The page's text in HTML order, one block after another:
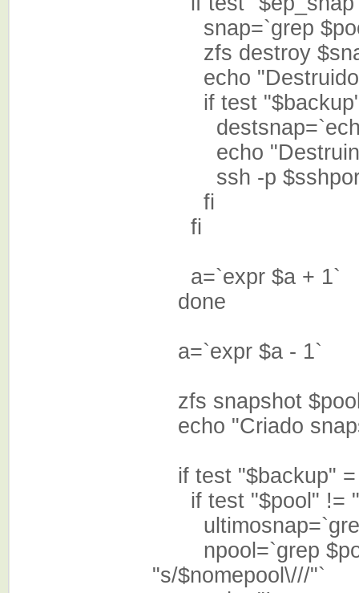
snap=`grep $pool
zfs
echo "Destruido
if test
echo "Destruindo
ssh -p
a=`expr $a + 1`
done
a=`expr $a - 1`
zfs snapshot
echo "Criado
if test "$backup" =
if test "$pool" !=
ultimosnap=`grep
npool=`grep
"s/$nomepool\///"`